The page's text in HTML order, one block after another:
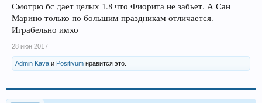
Смотрю бс дает целых 1.8 что Фиорита не забьет. А Сан
Марино только по большим праздникам отличается.
Играбельно имхо
28 июн 2017
Admin Kava и Positivum нравится это.